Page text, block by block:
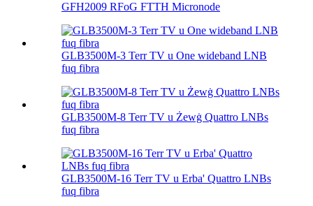
GFH2009 RFoG FTTH Micronode
GLB3500M-3 Terr TV u One wideband LNB
fuq fibra
GLB3500M-8 Terr TV u Żewġ Quattro LNBs
fuq fibra
GLB3500M-16 Terr TV u Erba' Quattro LNBs
fuq fibra